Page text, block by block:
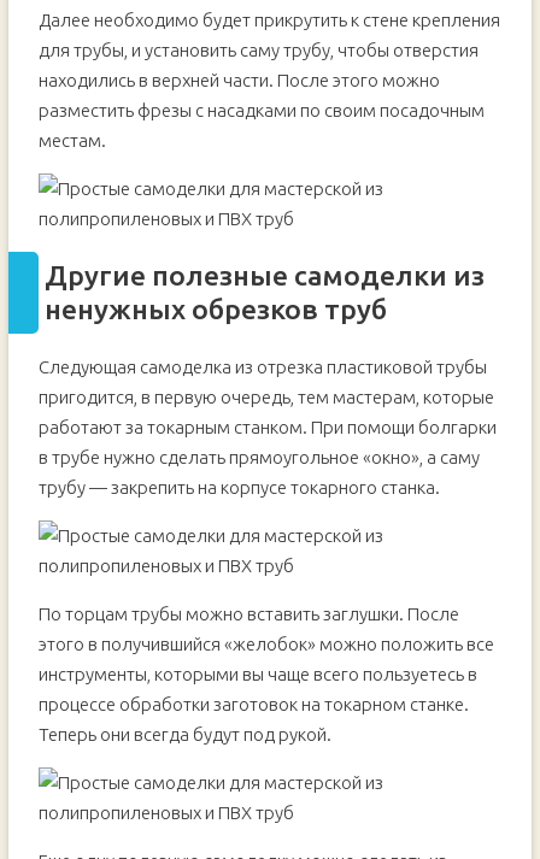
Далее необходимо будет прикрутить к стене крепления
для трубы, и установить саму трубу, чтобы отверстия
находились в верхней части. После этого можно
разместить фрезы с насадками по своим посадочным
местам.
Другие полезные самоделки из
ненужных обрезков труб
Следующая самоделка из отрезка пластиковой трубы
пригодится, в первую очередь, тем мастерам, которые
работают за токарным станком. При помощи болгарки
в трубе нужно сделать прямоугольное «окно», а саму
трубу — закрепить на корпусе токарного станка.
По торцам трубы можно вставить заглушки. После
этого в получившийся «желобок» можно положить все
инструменты, которыми вы чаще всего пользуетесь в
процессе обработки заготовок на токарном станке.
Теперь они всегда будут под рукой.